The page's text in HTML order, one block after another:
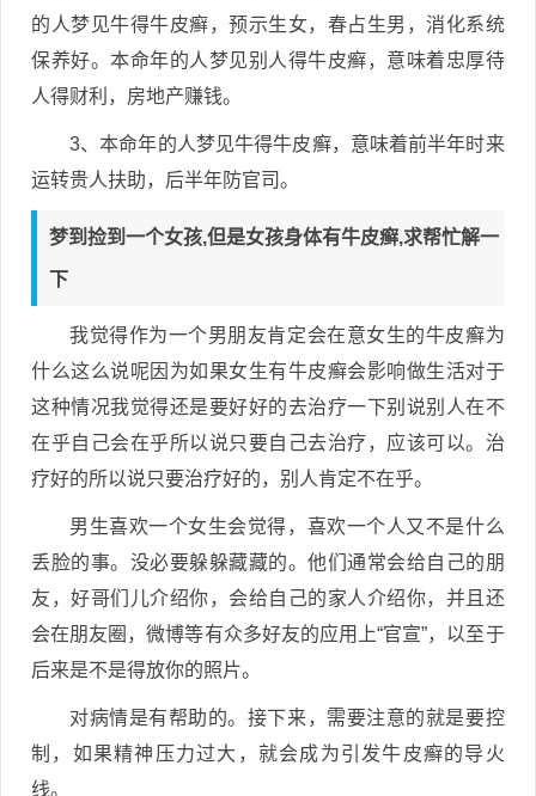
的人梦见牛得牛皮癣，预示生女，春占生男，消化系统
保养好。本命年的人梦见别人得牛皮癣，意味着忠厚待
人得财利，房地产赚钱。
3、本命年的人梦见牛得牛皮癣，意味着前半年时来
运转贵人扶助，后半年防官司。
梦到捡到一个女孩,但是女孩身体有牛皮癣,求帮忙解一
下
我觉得作为一个男朋友肯定会在意女生的牛皮癣为
什么这么说呢因为如果女生有牛皮癣会影响做生活对于
这种情况我觉得还是要好好的去治疗一下别说别人在不
在乎自己会在乎所以说只要自己去治疗，应该可以。治
疗好的所以说只要治疗好的，别人肯定不在乎。
男生喜欢一个女生会觉得，喜欢一个人又不是什么
丢脸的事。没必要躲躲藏藏的。他们通常会给自己的朋
友，好哥们儿介绍你，会给自己的家人介绍你，并且还
会在朋友圈，微博等有众多好友的应用上“官宣”，以至于
后来是不是得放你的照片。
对病情是有帮助的。接下来，需要注意的就是要控
制，如果精神压力过大，就会成为引发牛皮癣的导火
线。